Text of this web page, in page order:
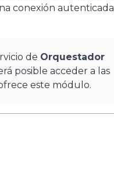
conexión autenticada
de Orquestador
posible acceder a las
este módulo.